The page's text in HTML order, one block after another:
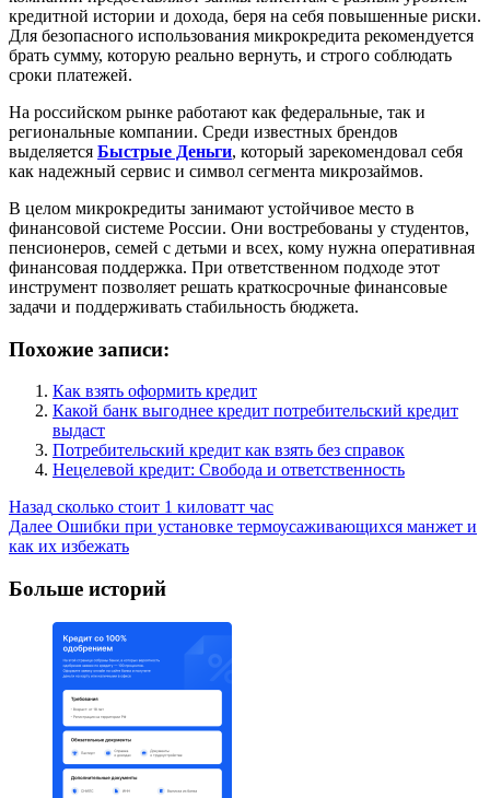
кредитной истории и дохода, беря на себя повышенные риски.
Для безопасного использования микрокредита рекомендуется
брать сумму, которую реально вернуть, и строго соблюдать
сроки платежей.
На российском рынке работают как федеральные, так и
региональные компании. Среди известных брендов
выделяется Быстрые Деньги, который зарекомендовал себя
как надежный сервис и символ сегмента микрозаймов.
В целом микрокредиты занимают устойчивое место в
финансовой системе России. Они востребованы у студентов,
пенсионеров, семей с детьми и всех, кому нужна оперативная
финансовая поддержка. При ответственном подходе этот
инструмент позволяет решать краткосрочные финансовые
задачи и поддерживать стабильность бюджета.
Похожие записи:
Как взять оформить кредит
Какой банк выгоднее кредит потребительский кредит
выдаст
Потребительский кредит как взять без справок
Нецелевой кредит: Свобода и ответственность
Post
Navigation
Назад сколько стоит 1 киловатт час
Далее Ошибки при установке термоусаживающихся манжет и
как их избежать
Больше историй